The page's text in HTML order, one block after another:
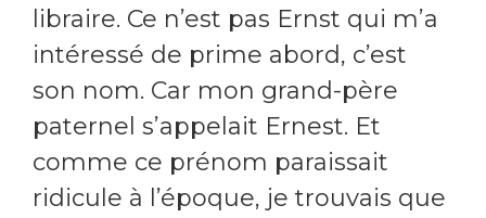
libraire. Ce n’est pas Ernst qui m’a
intéressé de prime abord, c’est
son nom. Car mon grand-père
paternel s’appelait Ernest. Et
comme ce prénom paraissait
ridicule à l’époque, je trouvais que